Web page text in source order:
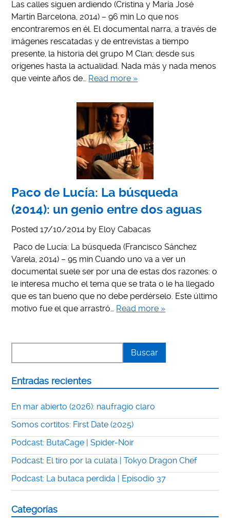
Las calles siguen ardiendo (Cristina y María José
Martín Barcelona, 2014) – 96 min Lo que nos
encontraremos en él. El documental narra, a través de
imágenes rescatadas y de entrevistas a tiempo
presente, la historia del grupo M Clan; desde sus
orígenes hasta la actualidad. Nada más y nada menos
que veinte años de… Read more »
Paco de Lucía: La búsqueda
(2014): un genio entre dos aguas
Posted17/10/2014 by Eloy Cabacas
Paco de Lucía: La búsqueda (Francisco Sánchez
Varela, 2014) – 95 min Cuando uno va a ver un
documental suele ser por una de estas dos razones: o
le interesa mucho el tema que se trata o le ha llegado
que es tan bueno que no debe perdérselo. Este último
motivo fue el que arrastró… Read more »
Entradas recientes
En mar abierto (2026): naufragio claro
Somos cortitos: First Date (2025)
Podcast: ButaCage | Spider-Noir
Podcast: El tiro por la culata | Tokyo Dragon Chef
Podcast: La butaca perdida | Episodio 37
Categorías